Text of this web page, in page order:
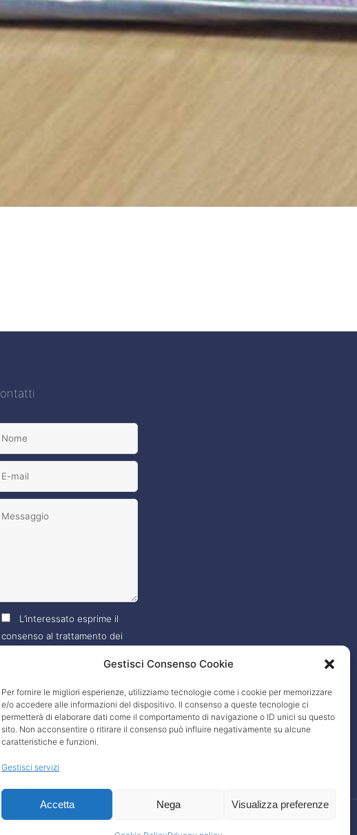
Gestisci Consenso Cookie
Per fornire le migliori esperienze, utilizziamo tecnologie come i cookie per memorizzare
e/o accedere alle informazioni del dispositivo. Il consenso a queste tecnologie ci
permetterà di elaborare dati come il comportamento di navigazione o ID unici su questo
sito. Non acconsentire o ritirare il consenso può influire negativamente su alcune
caratteristiche e funzioni.
Gestisci servizi
Accetta Nega Visualizza preferenze
un
La Lucentezza al servizio dell’hub
vaccinale più grande d’Italia
L’interessato esprime il
consenso al trattamento dei
privacy policy?
cookie Informativa clienti